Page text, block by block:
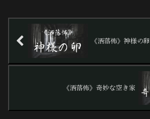
《洒落怖》神様の卵
《洒落怖》奇妙な空き家